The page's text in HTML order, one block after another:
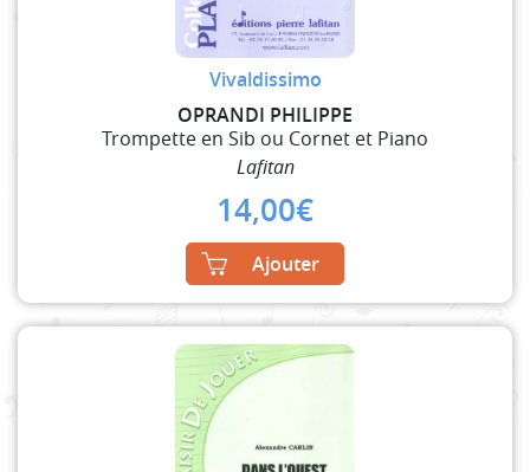
Vivaldissimo
OPRANDI PHILIPPE
Trompette en Sib ou Cornet et Piano
Lafitan
14,00€
Ajouter